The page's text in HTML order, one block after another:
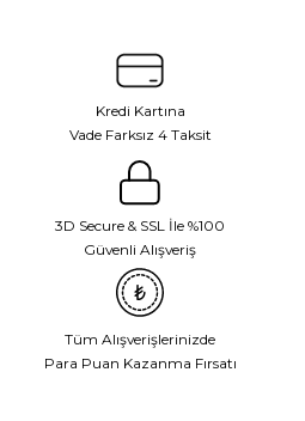
Kredi Kartına
Vade Farksız 4 Taksit
3D Secure & SSL İle %100
Güvenli Alışveriş
Tüm Alışverişlerinizde
Para Puan Kazanma Fırsatı